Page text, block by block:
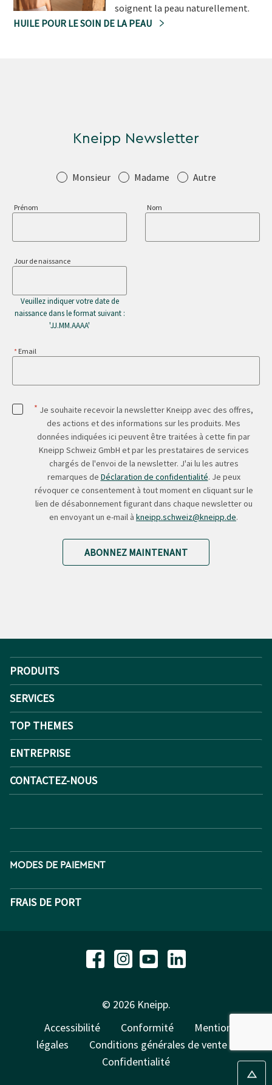
soignent la peau naturellement.
HUILE POUR LE SOIN DE LA PEAU
Kneipp Newsletter
SalutationMonsieur Madame Autre
Prénom Nom
Jour de naissance
Veuillez indiquer votre date de
naissance dans le format suivant :
'JJ.MM.AAAA'
Email
* Je souhaite recevoir la newsletter Kneipp avec des offres,
des actions et des informations sur les produits. Mes
données indiquées ici peuvent être traitées à cette fin par
Kneipp Schweiz GmbH et par les prestataires de services
chargés de l'envoi de la newsletter. J'ai lu les autres
remarques de Déclaration de confidentialité. Je peux
révoquer ce consentement à tout moment en cliquant sur le
lien de désabonnement figurant dans chaque newsletter ou
en envoyant un e-mail à kneipp.schweiz@kneipp.de.
ABONNEZ MAINTENANT
PRODUITS
SERVICES
TOP THEMES
ENTREPRISE
CONTACTEZ-NOUS
MODES DE PAIEMENT
FRAIS DE PORT
© 2026 Kneipp.
Accessibilité
Conformité
Mentions
légales
Conditions générales de vente
Confidentialité